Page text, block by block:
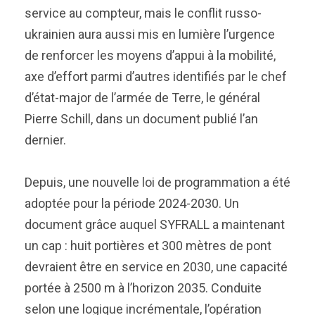
service au compteur, mais le conflit russo-
ukrainien aura aussi mis en lumière l’urgence
de renforcer les moyens d’appui à la mobilité,
axe d’effort parmi d’autres identifiés par le chef
d’état-major de l’armée de Terre, le général
Pierre Schill, dans un document publié l’an
dernier.
Depuis, une nouvelle loi de programmation a été
adoptée pour la période 2024-2030. Un
document grâce auquel SYFRALL a maintenant
un cap : huit portières et 300 mètres de pont
devraient être en service en 2030, une capacité
portée à 2500 m à l’horizon 2035. Conduite
selon une logique incrémentale, l’opération